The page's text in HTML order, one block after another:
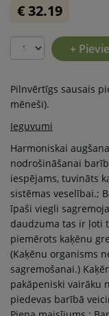
€ 32.19
+
Pilnvērtīgs sausais
mēneši).
Ieguvumi
Harmoniskai
nodrošināšanai
iespējams, tuvināts
sistēmas veselībai.;
īpaši viegli
daudzuma tas ir ļoti
piemērots kaķēnu
(Kaķēnu organisms
sagremošanai.)
pakāpeniski vairāku
piedevas barībā